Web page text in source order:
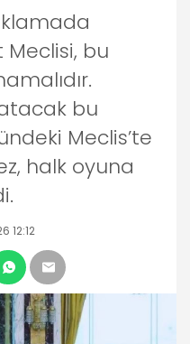
Meclisi, bu
bu
Meclis’te
halk oyuna
12:12